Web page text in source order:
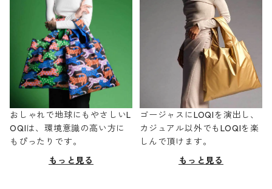
おしゃれで地球にもやさしいL
OQIは、環境意識の高い方に
もぴったりです。
もっと見る
ゴージャスにLOQIを演出し、
カジュアル以外でもLOQIを楽
しんで頂けます。
もっと見る